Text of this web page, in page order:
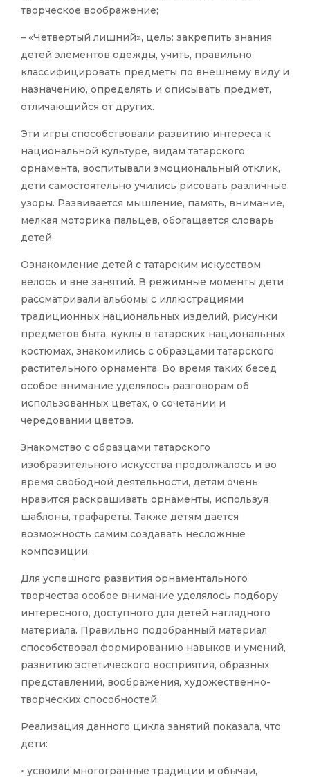
творческое воображение;
– «Четвертый лишний», цель: закрепить знания
детей элементов одежды, учить, правильно
классифицировать предметы по внешнему виду и
назначению, определять и описывать предмет,
отличающийся от других.
Эти игры способствовали развитию интереса к
национальной культуре, видам татарского
орнамента, воспитывали эмоциональный отклик,
дети самостоятельно учились рисовать различные
узоры. Развивается мышление, память, внимание,
мелкая моторика пальцев, обогащается словарь
детей.
Ознакомление детей с татарским искусством
велось и вне занятий. В режимные моменты дети
рассматривали альбомы с иллюстрациями
традиционных национальных изделий, рисунки
предметов быта, куклы в татарских национальных
костюмах, знакомились с образцами татарского
растительного орнамента. Во время таких бесед
особое внимание уделялось разговорам об
использованных цветах, о сочетании и
чередовании цветов.
Знакомство с образцами татарского
изобразительного искусства продолжалось и во
время свободной деятельности, детям очень
нравится раскрашивать орнаменты, используя
шаблоны, трафареты. Также детям дается
возможность самим создавать несложные
композиции.
Для успешного развития орнаментального
творчества особое внимание уделялось подбору
интересного, доступного для детей наглядного
материала. Правильно подобранный материал
способствовал формированию навыков и умений,
развитию эстетического восприятия, образных
представлений, воображения, художественно-
творческих способностей.
Реализация данного цикла занятий показала, что
дети:
• усвоили многогранные традиции и обычаи,